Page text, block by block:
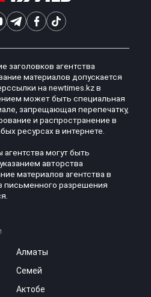
заголовков агентства
материалов допускается
на newtimes.kz в
может быть специальная
запрещающая перепечатку,
и распространение в
ресурсах в интернете.
могут быть
авторства
материалов агентства в
письменного разрешения
Алматы
Семей
Актобе